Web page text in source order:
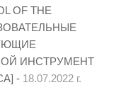
OF THE
ИНСТРУМЕНТ
- 18.07.2022 г.